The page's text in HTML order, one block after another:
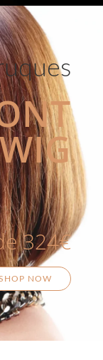
WIG
324€
NOW